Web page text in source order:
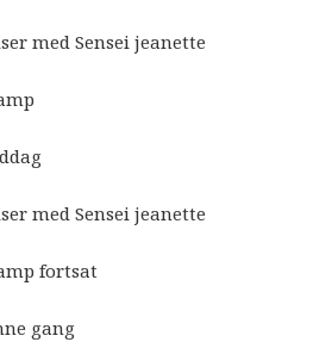
med Sensei jeanette
med Sensei jeanette
fortsat
gang